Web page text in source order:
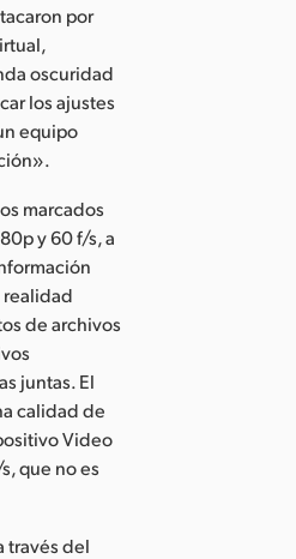
por
oscuridad
los ajustes
equipo
marcados
y 60 f/s, a
realidad
de archivos
juntas. El
calidad de
Video
que no es
través del